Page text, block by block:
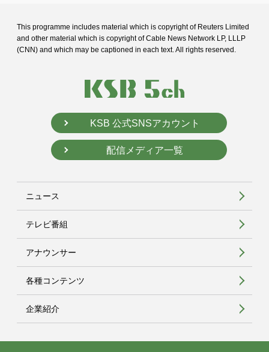
This programme includes material which is copyright of Reuters Limited
and other material which is copyright of Cable News Network LP, LLLP
(CNN) and which may be captioned in each text. All rights reserved.
KSB 公式SNSアカウント
配信メディア一覧
ニュース
テレビ番組
アナウンサー
各種コンテンツ
企業紹介